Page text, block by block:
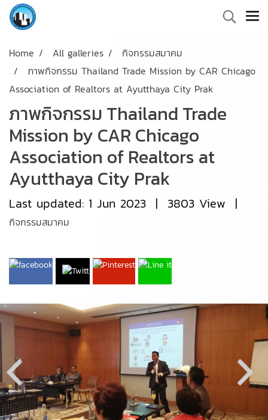
Home All galleries
กิจกรรมสมาคม
ภาพกิจกรรม Thailand Trade Mission by CAR Chicago
Association of Realtors at Ayutthaya City Prak
ภาพกิจกรรม Thailand Trade
Mission by CAR Chicago
Association of Realtors at
Ayutthaya City Prak
Last updated: 1 Jun 2023 | 3803 View |
กิจกรรมสมาคม